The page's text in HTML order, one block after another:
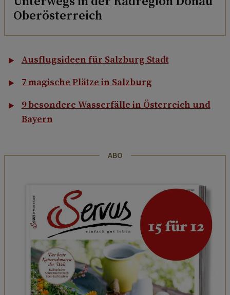
Oberösterreich
Ausflugsideen für Salzburg Stadt
7 magische Plätze in Salzburg
9 besondere Wasserfälle in Österreich und
Bayern
ABO